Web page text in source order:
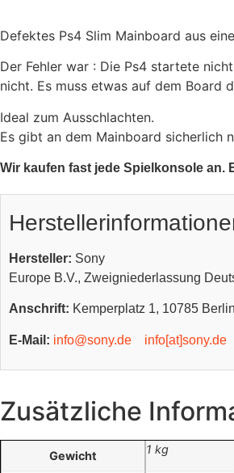
Defektes Ps4 Slim Mainboard aus
Der Fehler war : Die Ps4 startete
nicht. Es muss etwas auf dem Board
Ideal zum Ausschlachten.
Es gibt an dem Mainboard sicherlich
Wir kaufen fast jede Spielkonsole an.
Hersteller: Sony
Europe B.V., Zweigniederlassung
Anschrift: Kemperplatz 1, 10785
E-Mail: info@sony.de info[at]sony.de
Zusätzliche
Gewicht 1 kg